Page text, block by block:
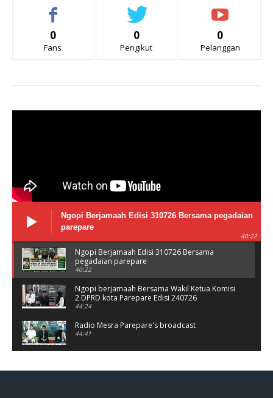
0
Fans
0
Pengikut
0
Pelanggan
Ngopi Berjamaah Edisi 310726 Bersama pegadaian
parepare
40:22
Ngopi Berjamaah Edisi 310726 Bersama
pegadaian parepare
40:22
Ngopi berjamaah Bersama Wakil Ketua Komisi
2 DPRD kota Parepare Edisi 240726
44:24
Radio Mesra Parepare's broadcast
44:41
44:25